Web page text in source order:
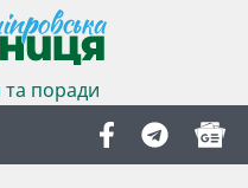
та поради